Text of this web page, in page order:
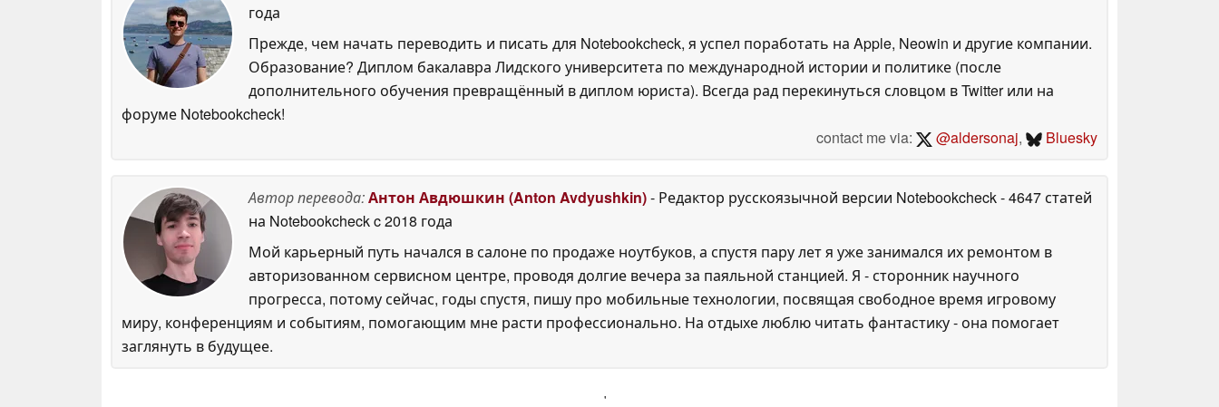
года
Прежде, чем начать переводить и писать для Notebookcheck, я успел поработать на Apple, Neowin и другие компании.
Образование? Диплом бакалавра Лидского университета по международной истории и политике (после
дополнительного обучения превращённый в диплом юриста). Всегда рад перекинуться словцом в Twitter или на
форуме Notebookcheck!
contact me via:
@aldersonaj, Bluesky
Автор перевода:Антон Авдюшкин (Anton Avdyushkin)- Редактор русскоязычной версии Notebookcheck- 4647 статей
на Notebookcheckc 2018 года
Мой карьерный путь начался в салоне по продаже ноутбуков, а спустя пару лет я уже занимался их ремонтом в
авторизованном сервисном центре, проводя долгие вечера за паяльной станцией. Я - сторонник научного
прогресса, потому сейчас, годы спустя, пишу про мобильные технологии, посвящая свободное время игровому
миру, конференциям и событиям, помогающим мне расти профессионально. На отдыхе люблю читать фантастику - она помогает
заглянуть в будущее.
'